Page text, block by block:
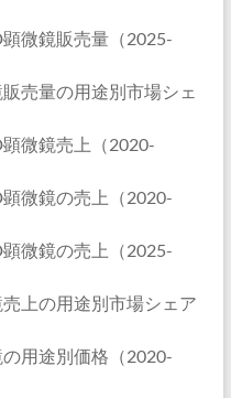
微鏡販売量（2025-
売量の用途別市場シェ
微鏡売上（2020-
微鏡の売上（2020-
微鏡の売上（2025-
上の用途別市場シェア
用途別価格（2020-